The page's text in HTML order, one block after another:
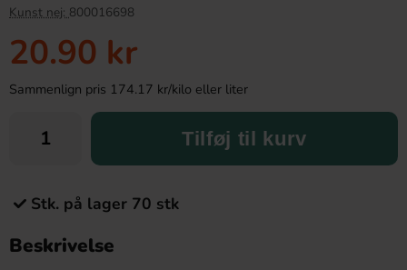
Kunst nej: 800016698
20.90 kr
Sammenlign pris 174.17 kr/kilo eller liter
Tilføj til kurv
Stk. på lager 70 stk
Beskrivelse